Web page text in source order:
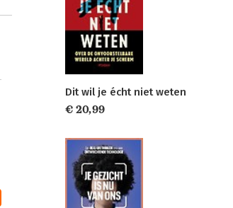
Dit wil je écht niet weten
€ 20,99